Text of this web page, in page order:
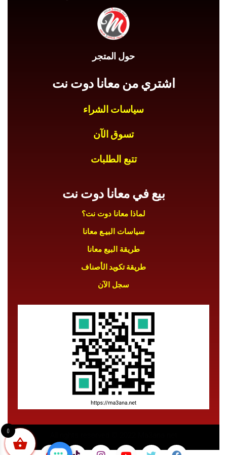
حول المتجر
اشتري من معانا دوت نت
سياسات الشراء
تسوق الآن
تتبع الطلبات
بيع في معانا دوت نت
لماذا معانا دوت نت؟
سياسات البيـع معانا
طريقة البيع معانا
طريقة تكويد الأصناف
سجل الآن
0